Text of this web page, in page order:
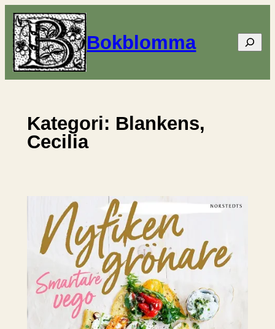
Hoppa
till
innehåll
Bokblomma Sök
Kategori: Blankens,
Cecilia